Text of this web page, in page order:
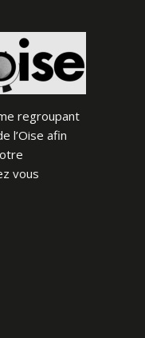
regroupant
l’Oise afin
vous